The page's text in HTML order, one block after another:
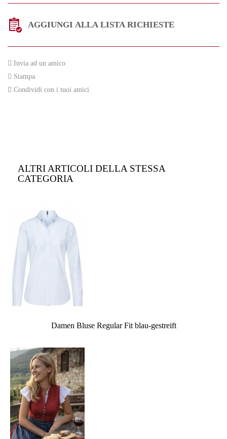
AGGIUNGI ALLA LISTA RICHIESTE
Invia ad un amico
Stampa
Condividi con i tuoi amici
ALTRI ARTICOLI DELLA STESSA
CATEGORIA
Damen Bluse Regular Fit blau-gestreift